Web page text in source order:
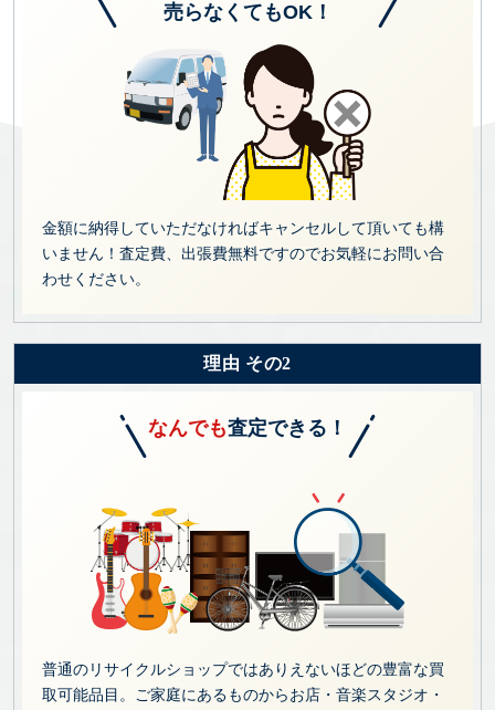
売らなくてもOK！
金額に納得していただなければキャンセルして頂いても構
いません！査定費、出張費無料ですのでお気軽にお問い合
わせください。
理由 その2
なんでも査定できる！
普通のリサイクルショップではありえないほどの豊富な買
取可能品目。ご家庭にあるものからお店・音楽スタジオ・